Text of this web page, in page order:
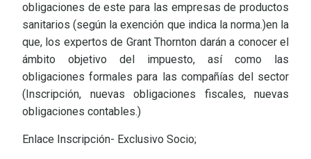
obligaciones de este para las empresas de productos
sanitarios (según la exención que indica la norma.)en la
que, los expertos de Grant Thornton darán a conocer el
ámbito objetivo del impuesto, así como las
obligaciones formales para las compañías del sector
(Inscripción, nuevas obligaciones fiscales, nuevas
obligaciones contables.)
Enlace Inscripción- Exclusivo Socio;